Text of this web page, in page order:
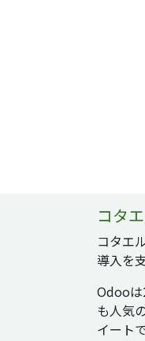
コタ
コタエ
導入を
Odooは
も人気
イート